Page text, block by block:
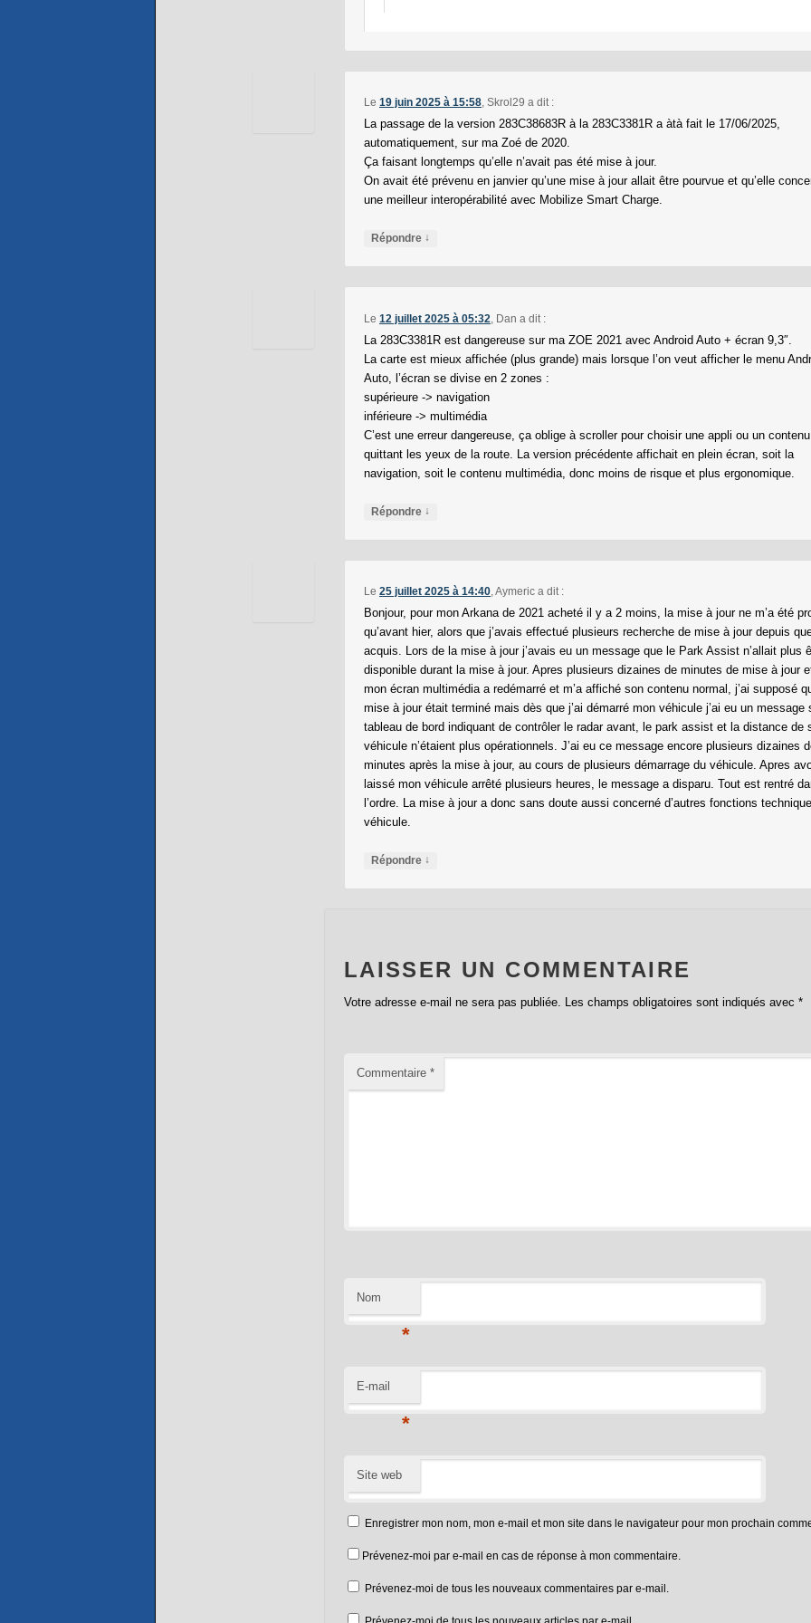
Le 19 juin 2025 à 15:58, Skrol29 a dit :
La passage de la version 283C38683R à la 283C3381R a àtà fait le 17/06/2025,
automatiquement, sur ma Zoé de 2020.
Ça faisant longtemps qu’elle n’avait pas été mise à jour.
On avait été prévenu en janvier qu’une mise à jour allait être pourvue et qu’elle
une meilleur interopérabilité avec Mobilize Smart Charge.
Répondre ↓
Le 12 juillet 2025 à 05:32 Dan a dit :
La 283C3381R est dangereuse sur ma ZOE 2021 avec Android Auto + écran 9,3″.
La carte est mieux affichée (plus grande) mais lorsque l’on veut afficher le menu
Auto, l’écran se divise en 2 zones :
supérieure -> navigation
inférieure -> multimédia
C’est une erreur dangereuse, ça oblige à scroller pour choisir une appli ou un
quittant les yeux de la route. La version précédente affichait en plein écran, soit la
navigation, soit le contenu multimédia, donc moins de risque et plus ergonomique.
Répondre ↓
Le 25 juillet 2025 à 14:40,Aymeric a dit :
Bonjour, pour mon Arkana de 2021 acheté il y a 2 moins, la mise à jour ne m’a été
qu’avant hier, alors que j’avais effectué plusieurs recherche de mise à jour depuis
acquis. Lors de la mise à jour j’avais eu un message que le Park Assist n’allait plus
disponible durant la mise à jour. Apres plusieurs dizaines de minutes de mise à jour
mon écran multimédia a redémarré et m’a affiché son contenu normal, j’ai supposé
mise à jour était terminé mais dès que j’ai démarré mon véhicule j’ai eu un message
tableau de bord indiquant de contrôler le radar avant, le park assist et la distance de
véhicule n’étaient plus opérationnels. J’ai eu ce message encore plusieurs dizaines
minutes après la mise à jour, au cours de plusieurs démarrage du véhicule. Apres
laissé mon véhicule arrêté plusieurs heures, le message a disparu. Tout est rentré
l’ordre. La mise à jour a donc sans doute aussi concerné d’autres fonctions
véhicule.
Répondre ↓
LAISSER UN COMMENTAIRE
Votre adresse e-mail ne sera pas publiée. Les champs obligatoires sont indiqués avec *
Commentaire *
Nom
*
E-mail
*
Site web
Enregistrer mon nom, mon e-mail et mon site dans le navigateur pour mon prochain
Prévenez-moi par e-mail en cas de réponse à mon commentaire.
Prévenez-moi de tous les nouveaux commentaires par e-mail.